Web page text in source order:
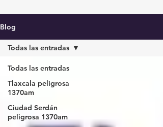
Blog
Todas las entradas
Tlaxcala peligrosa
1370am
Ciudad Serdán
peligrosa 1370am
Todas las entradas